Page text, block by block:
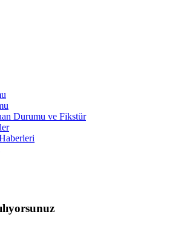
Durumu ve Fikstür